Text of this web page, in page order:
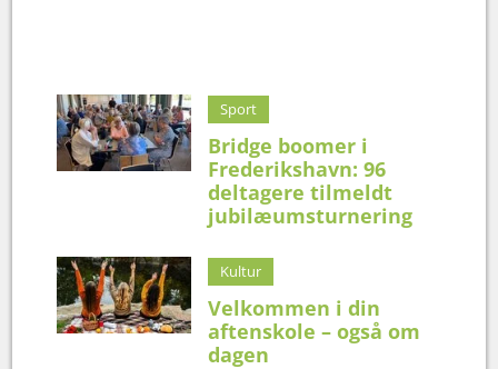
Sport
Bridge boomer i
Frederikshavn: 96
deltagere tilmeldt
jubilæumsturnering
Kultur
Velkommen i din
aftenskole – også om
dagen